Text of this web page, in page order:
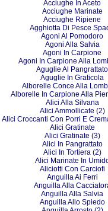
Acciughe In Aceto
Acciughe Marinate
Acciughe Ripiene
Agghiotta Di Pesce
Agoni Al Pomodoro
Agoni Alla Salvia
Agoni In Carpione
Agoni In Carpione Alla
Aguglie Al Pangrattato
Aguglie In Graticola
Alborelle Conce Alla
Alborelle In Carpione Alla
Alici Alla Silvana
Alici Ammollicate (2)
Alici Croccanti Con Porri E
Alici Gratinate
Alici Gratinate (3)
Alici In Pangrattato
Alici In Tortiera (2)
Alici Marinate In
Aliciotti Con Carciofi
Anguilla Ai Ferri
Anguilla Alla
Anguilla Alla Salvia
Anguilla Allo Spiedo